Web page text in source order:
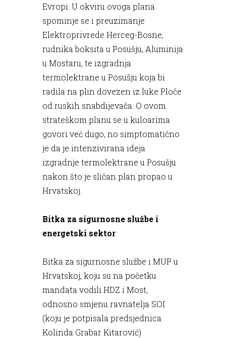
Evropi. U okviru ovoga plana
spominje se i preuzimanje
Elektroprivrede Herceg-Bosne,
rudnika boksita u Posušju, Aluminija
u Mostaru, te izgradnja
termolektrane u Posušju koja bi
radila na plin dovezen iz luke Ploče
od ruskih snabdijevača. O ovom
strateškom planu se u kuloarima
govori već dugo, no simptomatično
je da je intenzivirana ideja
izgradnje termolektrane u Posušju
nakon što je sličan plan propao u
Hrvatskoj.
Bitka za sigurnosne službe i
energetski sektor
Bitka za sigurnosne službe i MUP u
Hrvatskoj, koju su na početku
mandata vodili HDZ i Most,
odnosno smjenu ravnatelja SOI
(koju je potpisala predsjednica
Kolinda Grabar Kitarović)